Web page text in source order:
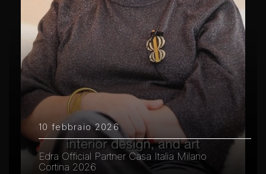
10 febbraio 2026
Edra Official Partner Casa Italia Milano
Cortina 2026